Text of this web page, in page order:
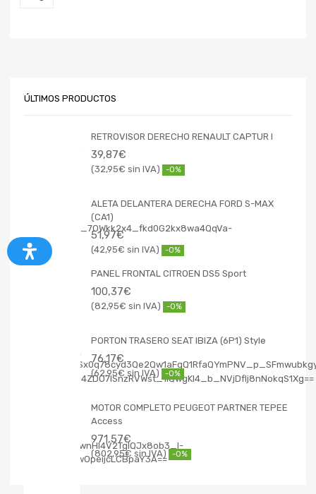
ÚLTIMOS PRODUCTOS
RETROVISOR DERECHO RENAULT CAPTUR I
39,87€
32,95€ -0%
ALETA DELANTERA DERECHA FORD S-MAX
(CA1)
51,97€
42,95€ -0%
PANEL FRONTAL CITROEN DS5 Sport
100,37€
82,95€ -0%
PORTON TRASERO SEAT IBIZA (6P1) Style
76,17€
62,95€ -0%
MOTOR COMPLETO PEUGEOT PARTNER TEPEE
Access
971,57€
802,95€ -0%